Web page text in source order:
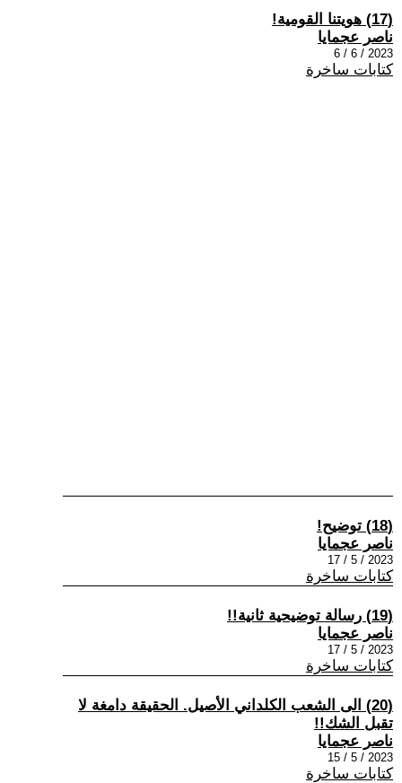
(17) هويتنا القومية!
ناصر عجمايا
2023 / 6 / 6
كتابات ساخرة
(18) توضيح!
ناصر عجمايا
2023 / 5 / 17
كتابات ساخرة
(19) رسالة توضيحية ثانية!!
ناصر عجمايا
2023 / 5 / 17
كتابات ساخرة
(20) الى الشعب الكلداني الأصيل. الحقيقة دامغة لا
تقبل الشك!!
ناصر عجمايا
2023 / 5 / 15
كتابات ساخرة